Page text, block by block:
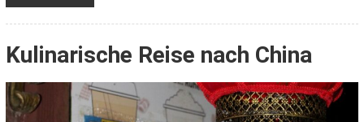
Kulinarische Reise nach China